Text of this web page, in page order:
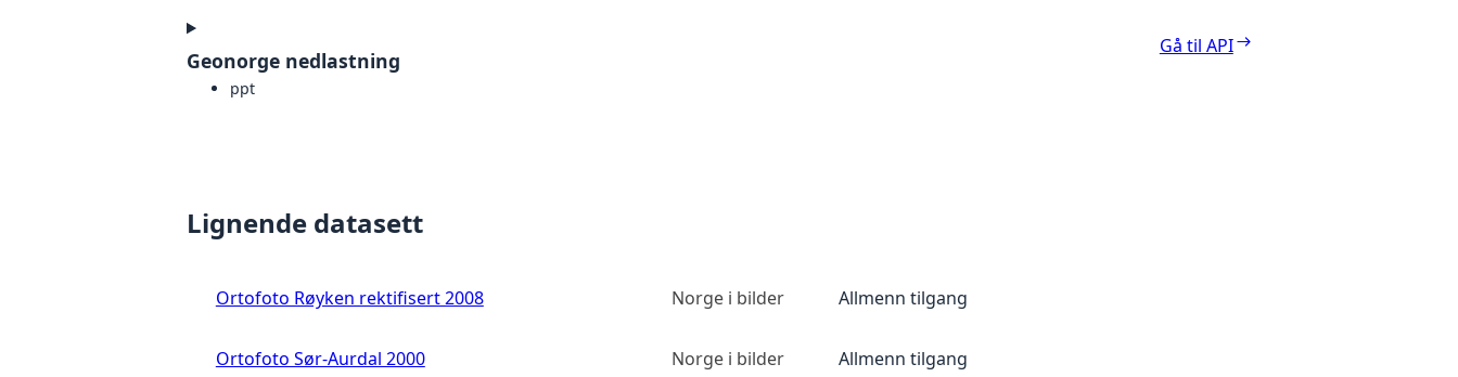
Geonorge nedlastning
ppt
Gå til API
Lignende datasett
Ortofoto Røyken rektifisert 2008 Norge i bilder Allmenn tilgang
Ortofoto Sør-Aurdal 2000 Norge i bilder Allmenn tilgang